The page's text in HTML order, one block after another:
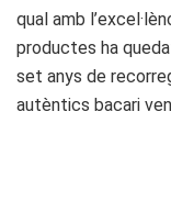
qual amb
productes ha
set anys de
autèntics bacari